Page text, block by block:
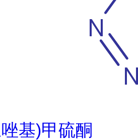
基)甲硫酮